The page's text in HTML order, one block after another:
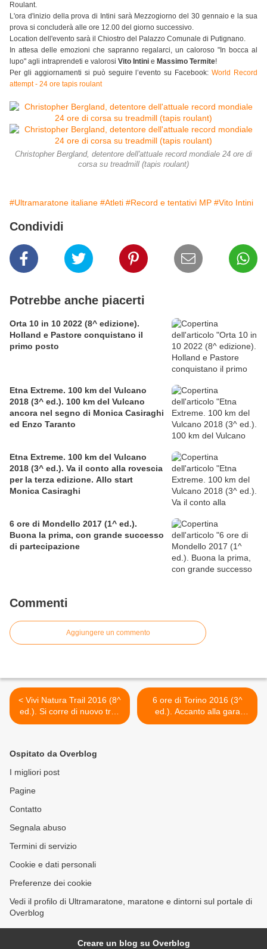
Roulant.
L'ora d'inizio della prova di Intini sarà Mezzogiorno del 30 gennaio e la sua
prova si concluderà alle ore 12.00 del giorno successivo.
Location dell'evento sarà il Chiostro del Palazzo Comunale di Putignano.
In attesa delle emozioni che sapranno regalarci, un caloroso "In bocca al
lupo" agli intraprendeti e valorosi Vito Intini e Massimo Termite!
Per gli aggiornamenti si può seguire l’evento su Facebook:World Record
attempt - 24 ore tapis roulant
Christopher Bergland, detentore dell'attuale record mondiale 24 ore di
corsa su treadmill (tapis roulant)
#Ultramaratone italiane #Atleti #Record e tentativi MP #Vito Intini
Condividi
Potrebbe anche piacerti
Orta 10 in 10 2022 (8^ edizione).
Holland e Pastore conquistano il
primo posto
Etna Extreme. 100 km del Vulcano
2018 (3^ ed.). 100 km del Vulcano
ancora nel segno di Monica Casiraghi
ed Enzo Taranto
Etna Extreme. 100 km del Vulcano
2018 (3^ ed.). Va il conto alla rovescia
per la terza edizione. Allo start
Monica Casiraghi
6 ore di Mondello 2017 (1^ ed.).
Buona la prima, con grande successo
di partecipazione
Commenti
Aggiungere un commento
< Vivi Natura Trail 2016 (8^
ed.). Si corre di nuovo tra i
lecci del Parco delle
6 ore di Torino 2016 (3^
ed.). Accanto alla gara
individuale, una
Ospitato da Overblog
I migliori post
Pagine
Contatto
Segnala abuso
Termini di servizio
Cookie e dati personali
Preferenze dei cookie
Vedi il profilo di Ultramaratone, maratone e dintorni sul portale di
Overblog
Creare un blog su Overblog